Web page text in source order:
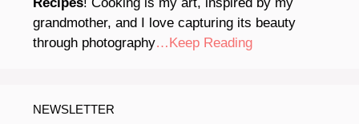
grandmother, and I love capturing its beauty
through photography…Keep Reading
NEWSLETTER